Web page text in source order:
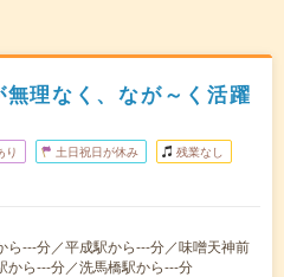
理なく、なが～く活躍
り 土日祝日が休み 残業なし
ら---分／平成駅から---分／味噌天神前
から---分／洗馬橋駅から---分